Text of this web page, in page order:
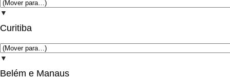
▼
Curitiba
▼
Belém e Manaus